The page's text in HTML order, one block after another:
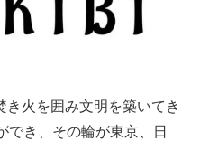
き火を囲み文明を築いてき
でき、その輪が東京、日